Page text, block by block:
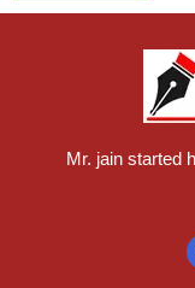
Mr. jain started